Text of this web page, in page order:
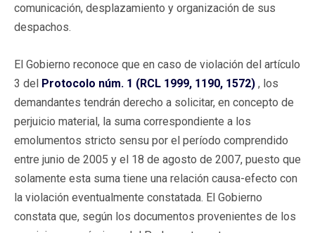
comunicación, desplazamiento y organización de sus
despachos.
El Gobierno reconoce que en caso de violación del artículo
3 del Protocolo núm. 1 (RCL 1999, 1190, 1572) , los
demandantes tendrán derecho a solicitar, en concepto de
perjuicio material, la suma correspondiente a los
emolumentos stricto sensu por el período comprendido
entre junio de 2005 y el 18 de agosto de 2007, puesto que
solamente esta suma tiene una relación causa-efecto con
la violación eventualmente constatada. El Gobierno
constata que, según los documentos provenientes de los